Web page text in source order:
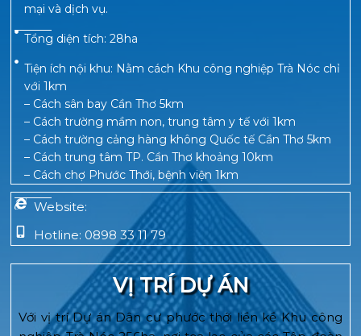
mại và dịch vụ.
Tổng diện tích: 28ha
Tiện ích nội khu: Nằm cách Khu công nghiệp Trà Nóc chỉ
với 1km
– Cách sân bay Cần Thơ 5km
– Cách trường mầm non, trung tâm y tế với 1km
– Cách trường cảng hàng không Quốc tế Cần Thơ 5km
– Cách trung tâm TP. Cần Thơ khoảng 10km
– Cách chợ Phước Thới, bệnh viện 1km
Website:
Hotline: 0898 33 11 79
VỊ TRÍ DỰ ÁN
Với vị trí Dự án Dân cư phước thới liền kề Khu công